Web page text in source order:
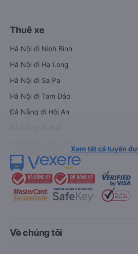
Thuê xe
Hà Nội đi Ninh Bình
Hà Nội đi Hạ Long
Hà Nội đi Sa Pa
Hà Nội đi Tam Đảo
Đà Nẵng đi Hội An
Xem tất cả tuyến
Về chúng tôi